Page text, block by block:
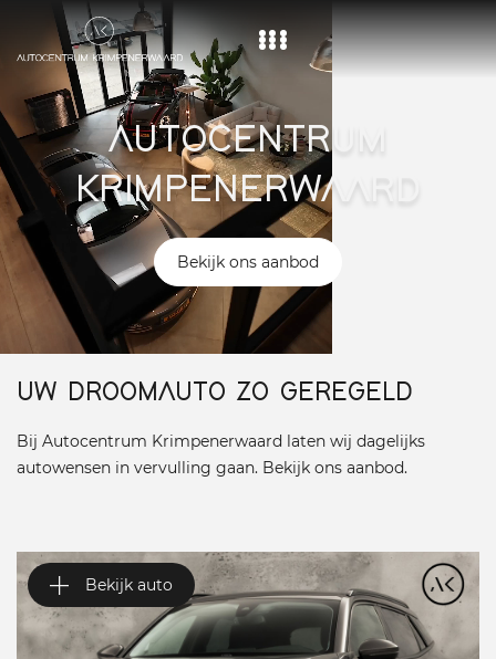
Home
Aanbod
Diensten
Over ons
Vacature
Contact
AUTOCENTRUM
KRIMPENERWAARD
Bekijk ons aanbod
UW DROOMAUTO ZO GEREGELD
Bij Autocentrum Krimpenerwaard laten wij dagelijks
autowensen in vervulling gaan. Bekijk ons aanbod.
Bekijk auto